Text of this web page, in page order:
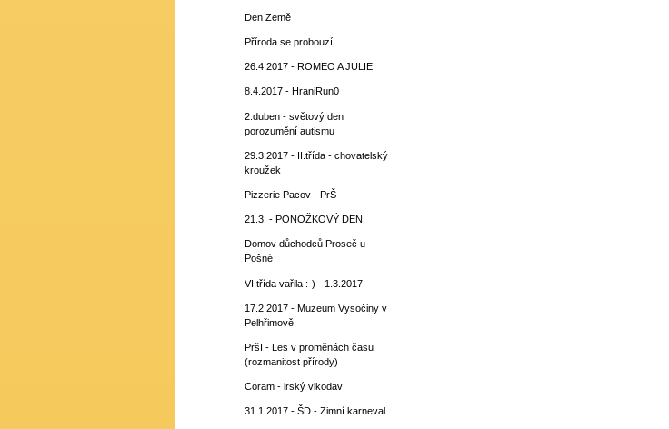
Den Země
Příroda se probouzí
26.4.2017 - ROMEO A JULIE
8.4.2017 - HraniRun0
2.duben - světový den
porozumění autismu
29.3.2017 - II.třída - chovatelský
kroužek
Pizzerie Pacov - PrŠ
21.3. - PONOŽKOVÝ DEN
Domov důchodců Proseč u
Pošné
VI.třída vařila :-) - 1.3.2017
17.2.2017 - Muzeum Vysočiny v
Pelhřimově
PršI - Les v proměnách času
(rozmanitost přírody)
Coram - irský vlkodav
31.1.2017 - ŠD - Zimní karneval